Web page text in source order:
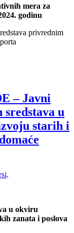
mera za
godinu
privrednim
– Javni
sredstava u
starih i
.
u okviru
zanata i poslova